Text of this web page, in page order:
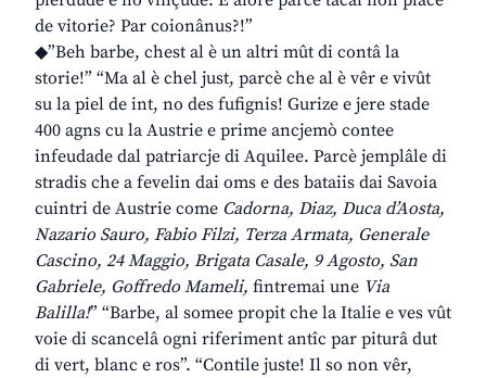
de vitorie? Par coionânus?!”
◆”Beh barbe, chest al è un altri mût di contâ la
storie!” “Ma al è chel just, parcè che al è vêr e vivût
su la piel de int, no des fufignis! Gurize e jere stade
400 agns cu la Austrie e prime ancjemò contee
infeudade dal patriarcje di Aquilee. Parcè jemplâle di
stradis che a fevelin dai oms e des bataiis dai Savoia
cuintri de Austrie come Cadorna, Diaz, Duca d’Aosta,
Nazario Sauro, Fabio Filzi, Terza Armata, Generale
Cascino, 24 Maggio, Brigata Casale, 9 Agosto, San
Gabriele, Goffredo Mameli, fintremai une Via
Balilla!” “Barbe, al somee propit che la Italie e ves vût
voie di scancelâ ogni riferiment antîc par piturâ dut
di vert, blanc e ros”. “Contile juste! Il so non vêr,